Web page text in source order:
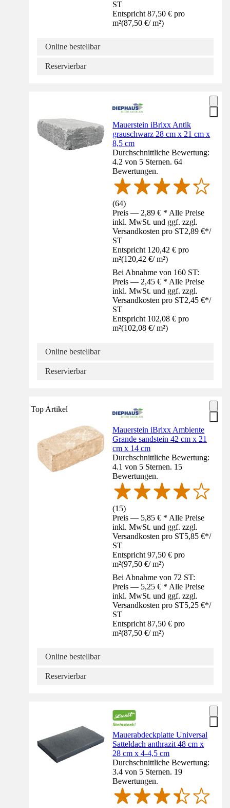
ST
Entspricht 87,50 € pro
m²(87,50 €/ m²)
Online bestellbar
Reservierbar
Mauerstein iBrixx Antik
grauschwarz 28 cm x 21 cm x
8,5 cm
Durchschnittliche Bewertung:
4.2 von 5 Sternen. 64
Bewertungen.
(64)
Preis — 2,89 € * Alle Preise
inkl. MwSt. und ggf. zzgl.
Versandkosten pro ST2,89 €*/
ST
Entspricht 120,42 € pro
m²(120,42 €/ m²)
Bei Abnahme von 160 ST:
Preis — 2,45 € * Alle Preise
inkl. MwSt. und ggf. zzgl.
Versandkosten pro ST2,45 €*/
ST
Entspricht 102,08 € pro
m²(102,08 €/ m²)
Online bestellbar
Reservierbar
Top Artikel
Mauerstein iBrixx Ambiente
Grande sandstein 42 cm x 21
cm x 14 cm
Durchschnittliche Bewertung:
4.1 von 5 Sternen. 15
Bewertungen.
(15)
Preis — 5,85 € * Alle Preise
inkl. MwSt. und ggf. zzgl.
Versandkosten pro ST5,85 €*/
ST
Entspricht 97,50 € pro
m²(97,50 €/ m²)
Bei Abnahme von 72 ST:
Preis — 5,25 € * Alle Preise
inkl. MwSt. und ggf. zzgl.
Versandkosten pro ST5,25 €*/
ST
Entspricht 87,50 € pro
m²(87,50 €/ m²)
Online bestellbar
Reservierbar
Mauerabdeckplatte Universal
Satteldach anthrazit 48 cm x
28 cm x 4-4,5 cm
Durchschnittliche Bewertung:
3.4 von 5 Sternen. 19
Bewertungen.